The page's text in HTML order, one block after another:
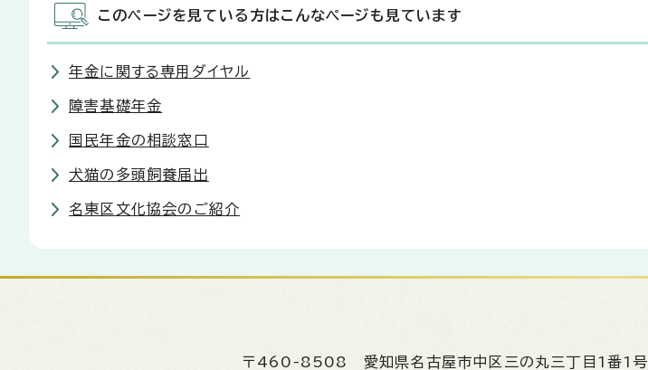
このページを見ている方はこんなページも見ています
年金に関する専用ダイヤル
障害基礎年金
国民年金の相談窓口
犬猫の多頭飼養届出
名東区文化協会のご紹介
〒460-8508 愛知県名古屋市中区三の丸三丁目1番1号